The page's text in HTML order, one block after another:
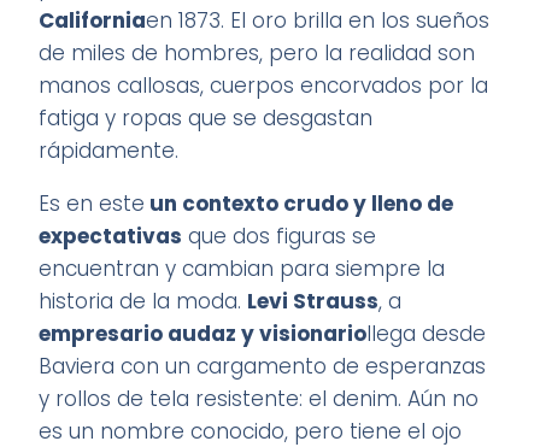
Californiaen 1873. El oro brilla en los sueños
de miles de hombres, pero la realidad son
manos callosas, cuerpos encorvados por la
fatiga y ropas que se desgastan
rápidamente.
Es en este un contexto crudo y lleno de
expectativas que dos figuras se
encuentran y cambian para siempre la
historia de la moda. Levi Strauss, a
empresario audaz y visionariollega desde
Baviera con un cargamento de esperanzas
y rollos de tela resistente: el denim. Aún no
es un nombre conocido, pero tiene el ojo